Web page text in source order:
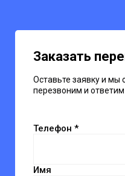
Заказать
Оставьте заявку и мы
перезвоним и
Телефон *
Имя